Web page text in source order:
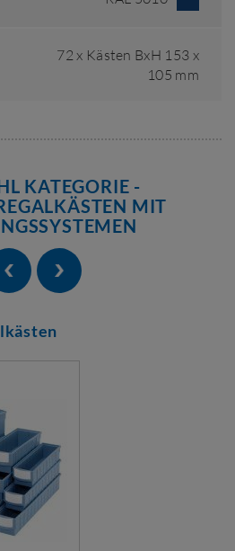
72 x Kästen BxH 153 x
105 mm
KATEGORIE -
MIT